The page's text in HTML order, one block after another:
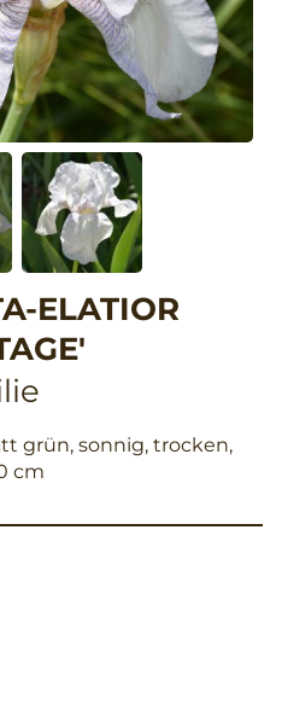
ELATIOR
grün, sonnig, trocken,
cm